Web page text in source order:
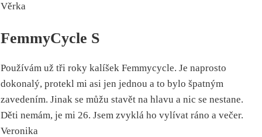
Věrka
FemmyCycle S
Používám už tři roky kalíšek Femmycycle. Je naprosto
dokonalý, protekl mi asi jen jednou a to bylo špatným
zavedením. Jinak se můžu stavět na hlavu a nic se nestane.
Děti nemám, je mi 26. Jsem zvyklá ho vylívat ráno a večer.
Veronika